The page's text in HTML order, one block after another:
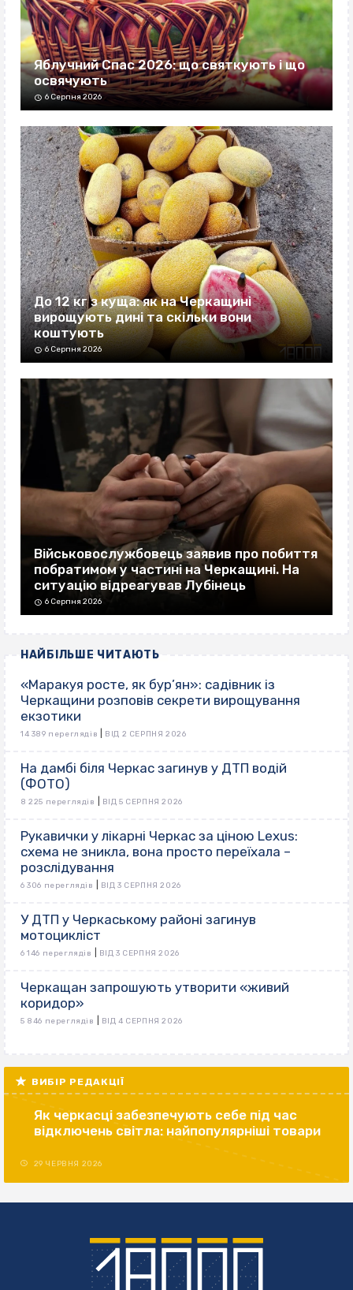
Яблучний Спас 2026: що святкують і що
освячують
6 Серпня 2026
До 12 кг з куща: як на Черкащині
вирощують дині та скільки вони
коштують
6 Серпня 2026
Військовослужбовець заявив про побиття
побратимом у частині на Черкащині. На
ситуацію відреагував Лубінець
6 Серпня 2026
НАЙБІЛЬШЕ ЧИТАЮТЬ
«Маракуя росте, як бур’ян»: садівник із
Черкащини розповів секрети вирощування
екзотики
14 389 переглядів ВІД 2 СЕРПНЯ 2026
На дамбі біля Черкас загинув у ДТП водій
(ФОТО)
8 225 переглядів ВІД 5 СЕРПНЯ 2026
Рукавички у лікарні Черкас за ціною Lexus:
схема не зникла, вона просто переїхала –
розслідування
6 306 переглядів ВІД 3 СЕРПНЯ 2026
У ДТП у Черкаському районі загинув
мотоцикліст
6 146 переглядів ВІД 3 СЕРПНЯ 2026
Черкащан запрошують утворити «живий
коридор»
5 846 переглядів ВІД 4 СЕРПНЯ 2026
ВИБІР РЕДАКЦІЇ
Як черкасці забезпечують себе під час
відключень світла: найпопулярніші товари
29 ЧЕРВНЯ 2026